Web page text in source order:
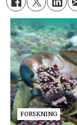
FORSKNING